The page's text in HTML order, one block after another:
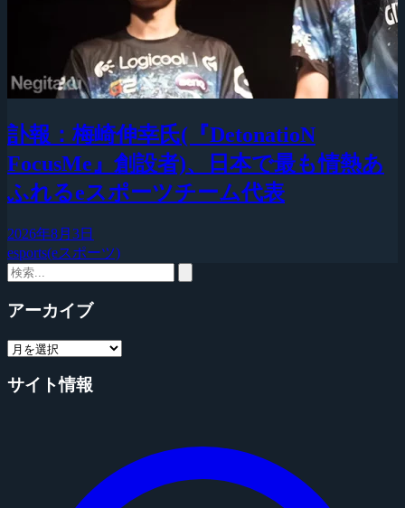
訃報：梅崎伸幸氏(『DetonatioN
FocusMe』創設者)、日本で最も情熱あ
ふれるeスポーツチーム代表
2026年8月3日
esports(eスポーツ)
アーカイブ
サイト情報